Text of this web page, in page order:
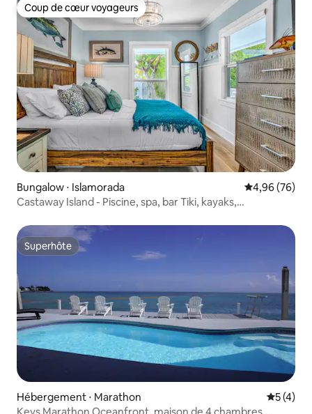
Coup de cœur voyageurs
Coup de cœur voyageurs
Bungalow ⋅ Islamorada Évaluation
4,96 (76)
Castaway Island - Piscine, spa, bar Tiki, kayaks,
Superhôte
Superhôte
Hébergement ⋅ Marathon
5 (4)